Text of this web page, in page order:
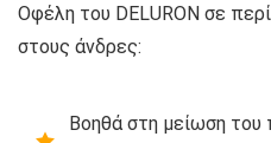
Οφέλη του DELURON σε
στους άνδρες:
Βοηθά στη μείωση του